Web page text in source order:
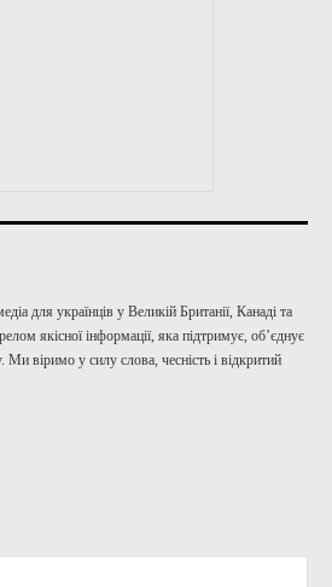
для українців у Великій Британії, Канаді та
якісної інформації, яка підтримує, об’єднує
Ми віримо у силу слова, чесність і відкритий